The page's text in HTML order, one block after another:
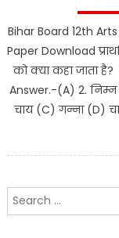
Bihar Board 12th
Paper Download
को क्या कहा जाता
Answer.-(A) 2.
चाय (C) गन्ना (D)
Search
for: